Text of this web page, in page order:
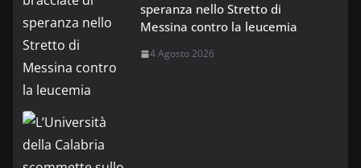
speranza nello Stretto di
Messina contro la leucemia
4 Agosto 2026